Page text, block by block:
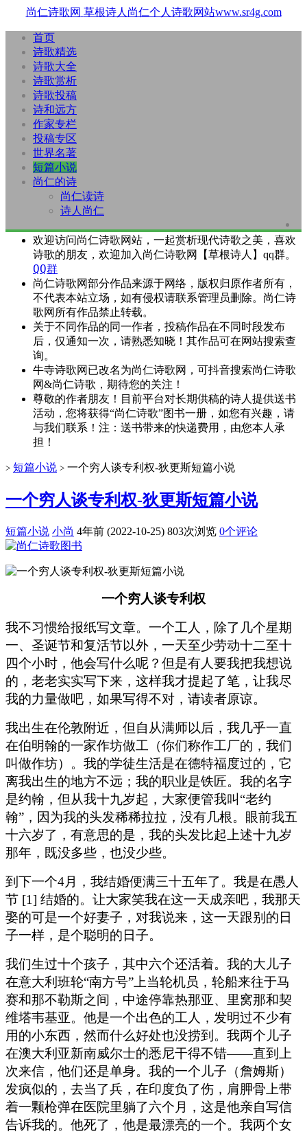
尚仁诗歌网 草根诗人尚仁个人诗歌网站www.sr4g.com
首页
诗歌精选
诗歌大全
诗歌赏析
诗歌投稿
诗和远方
作家专栏
投稿专区
世界名著
短篇小说
尚仁的诗
尚仁读诗
诗人尚仁
欢迎访问尚仁诗歌网站，一起赏析现代诗歌之美，喜欢
诗歌的朋友，欢迎加入尚仁诗歌网【草根诗人】qq群。
QQ群
尚仁诗歌网部分作品来源于网络，版权归原作者所有，
不代表本站立场，如有侵权请联系管理员删除。尚仁诗
歌网所有作品禁止转载。
关于不同作品的同一作者，投稿作品在不同时段发布
后，仅通知一次，请熟悉知晓！其作品可在网站搜索查
询。
牛寺诗歌网已改名为尚仁诗歌网，可抖音搜索尚仁诗歌
网&尚仁诗歌，期待您的关注！
尊敬的作者朋友！目前平台对长期供稿的诗人提供送书
活动，您将获得“尚仁诗歌”图书一册，如您有兴趣，请
与我们联系！注：送书带来的快递费用，由您本人承
担！
> 短篇小说 > 一个穷人谈专利权-狄更斯短篇小说
一个穷人谈专利权-狄更斯短篇小说
短篇小说 小尚 4年前 (2022-10-25) 803次浏览 0个评论
一个穷人谈专利权
我不习惯给报纸写文章。一个工人，除了几个星期
一、圣诞节和复活节以外，一天至少劳动十二至十
四个小时，他会写什么呢？但是有人要我把我想说
的，老老实实写下来，这样我才提起了笔，让我尽
我的力量做吧，如果写得不对，请读者原谅。
我出生在伦敦附近，但自从满师以后，我几乎一直
在伯明翰的一家作坊做工（你们称作工厂的，我们
叫做作坊）。我的学徒生活是在德特福度过的，它
离我出生的地方不远；我的职业是铁匠。我的名字
是约翰，但从我十九岁起，大家便管我叫“老约
翰”，因为我的头发稀稀拉拉，没有几根。眼前我五
十六岁了，有意思的是，我的头发比起上述十九岁
那年，既没多些，也没少些。
到下一个4月，我结婚便满三十五年了。我是在愚人
节 [1] 结婚的。让大家笑我在这一天成亲吧，我那天
娶的可是一个好妻子，对我说来，这一天跟别的日
子一样，是个聪明的日子。
我们生过十个孩子，其中六个还活着。我的大儿子
在意大利班轮“南方号”上当轮机员，轮船来往于马
赛和那不勒斯之间，中途停靠热那亚、里窝那和契
维塔韦基亚。他是一个出色的工人，发明过不少有
用的小东西，然而什么好处也没捞到。我两个儿子
在澳大利亚新南威尔士的悉尼干得不错——直到上
次来信，他们还是单身。我的一个儿子（詹姆斯）
发疯似的，去当了兵，在印度负了伤，肩胛骨上带
着一颗枪弹在医院里躺了六个月，这是他亲自写信
告诉我的。他死了，他是最漂亮的一个。我两个女